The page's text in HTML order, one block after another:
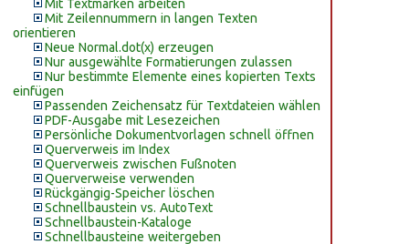
Mit Textmarken arbeiten
Mit Zeilennummern in langen Texten
orientieren
Neue Normal.dot(x) erzeugen
Nur ausgewählte Formatierungen zulassen
Nur bestimmte Elemente eines kopierten Texts
einfügen
Passenden Zeichensatz für Textdateien wählen
PDF-Ausgabe mit Lesezeichen
Persönliche Dokumentvorlagen schnell öffnen
Querverweis im Index
Querverweis zwischen Fußnoten
Querverweise verwenden
Rückgängig-Speicher löschen
Schnellbaustein vs. AutoText
Schnellbaustein-Kataloge
Schnellbausteine weitergeben